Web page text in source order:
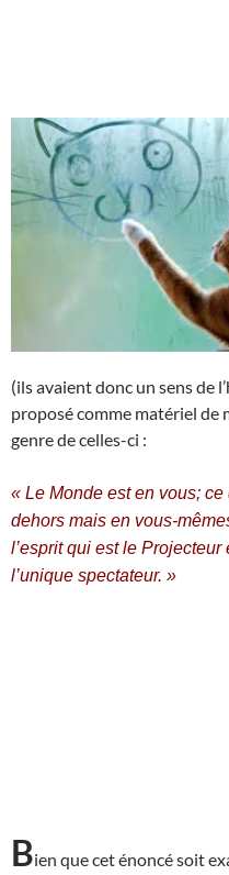
(ils avaient donc un sens de
proposé comme matériel de
genre de celles-ci :
« Le Monde est en vous;
dehors mais en vous-
l’esprit qui est le Projecteur
l’unique spectateur. »
Bien que cet énoncé soit